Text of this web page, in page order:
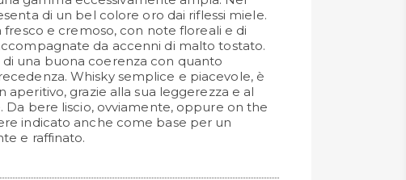
di un bel colore oro dai riflessi miele.
fresco e cremoso, con note floreali e di
da accenni di malto tostato.
una buona coerenza con quanto
Whisky semplice e piacevole, è
aperitivo, grazie alla sua leggerezza e al
Da bere liscio, ovviamente, oppure on the
indicato anche come base per un
e raffinato.